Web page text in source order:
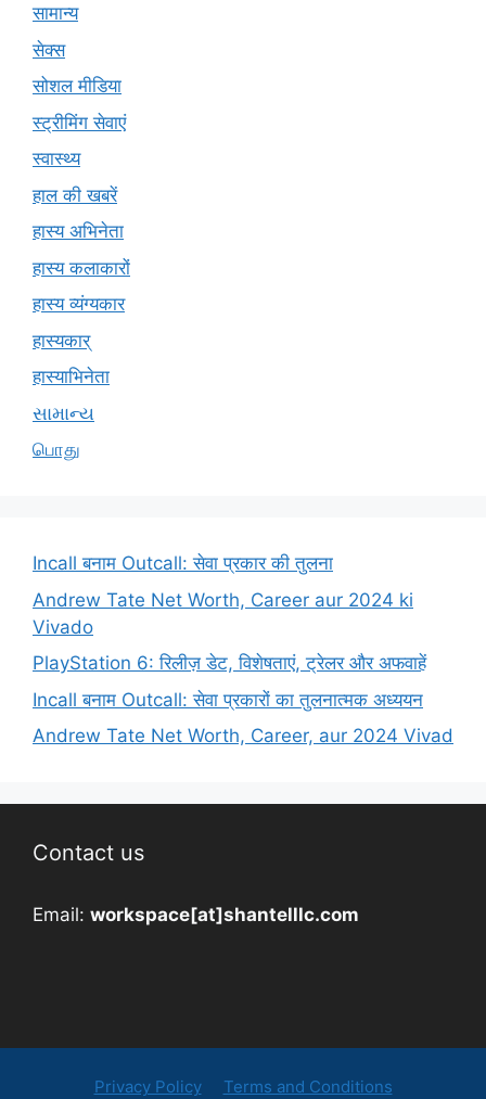
सामान्य
सेक्स
सोशल मीडिया
स्ट्रीमिंग सेवाएं
स्वास्थ्य
हाल की खबरें
हास्य अभिनेता
हास्य कलाकारों
हास्य व्यंग्यकार
हास्यकार्
हास्याभिनेता
સામાન્ય
பொது
Incall बनाम Outcall: सेवा प्रकार की तुलना
Andrew Tate Net Worth, Career aur 2024 ki
Vivado
PlayStation 6: रिलीज़ डेट, विशेषताएं, ट्रेलर और अफवाहें
Incall बनाम Outcall: सेवा प्रकारों का तुलनात्मक अध्ययन
Andrew Tate Net Worth, Career, aur 2024 Vivad
Contact us
Email: workspace[at]shantelllc.com
Privacy Policy Terms and Conditions